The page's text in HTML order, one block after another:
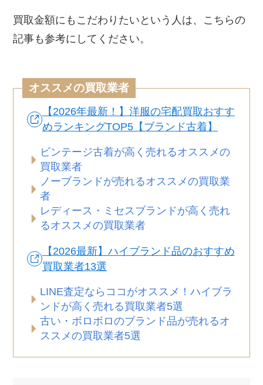
買取金額にもこだわりたいという人は、こちらの
記事も参考にしてください。
オススメの買取業者
【2026年最新！】洋服の宅配買取おすす
めランキングTOP5【ブランド古着】
ビンテージ古着が高く売れるオススメの
買取業者
ノーブランドが売れるオススメの買取業
者
レディース・ミセスブランドが高く売れ
るオススメの買取業者
【2026最新】ハイブランド品のおすすめ
買取業者13選
LINE査定ならココがオススメ！ハイブラ
ンドが高く売れる買取業者5選
古い・ボロボロのブランド品が売れるオ
ススメの買取業者5選